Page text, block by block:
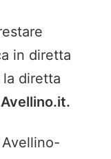
in diretta
diretta
Avellino-